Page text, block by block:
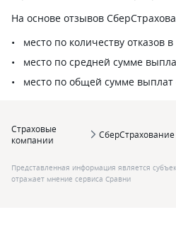
На основе отзывов
место по количеству отказов
место по средней сумме
место по общей сумме
Страховые
компании
СберСтрахование
Представленная информация является
отражает мнение сервиса Сравни